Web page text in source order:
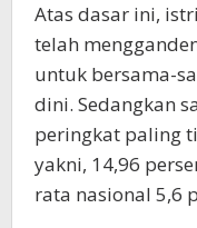
Atas dasar ini,
telah
untuk bersama-
dini. Sedangkan
peringkat paling
yakni, 14,96
rata nasional 5,6